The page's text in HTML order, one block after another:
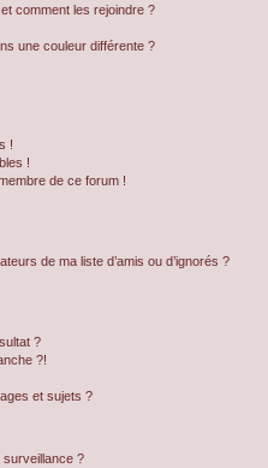
comment les rejoindre ?
une couleur différente ?
!
!
de ce forum !
de ma liste d’amis ou d’ignorés ?
?
?!
et sujets ?
surveillance ?